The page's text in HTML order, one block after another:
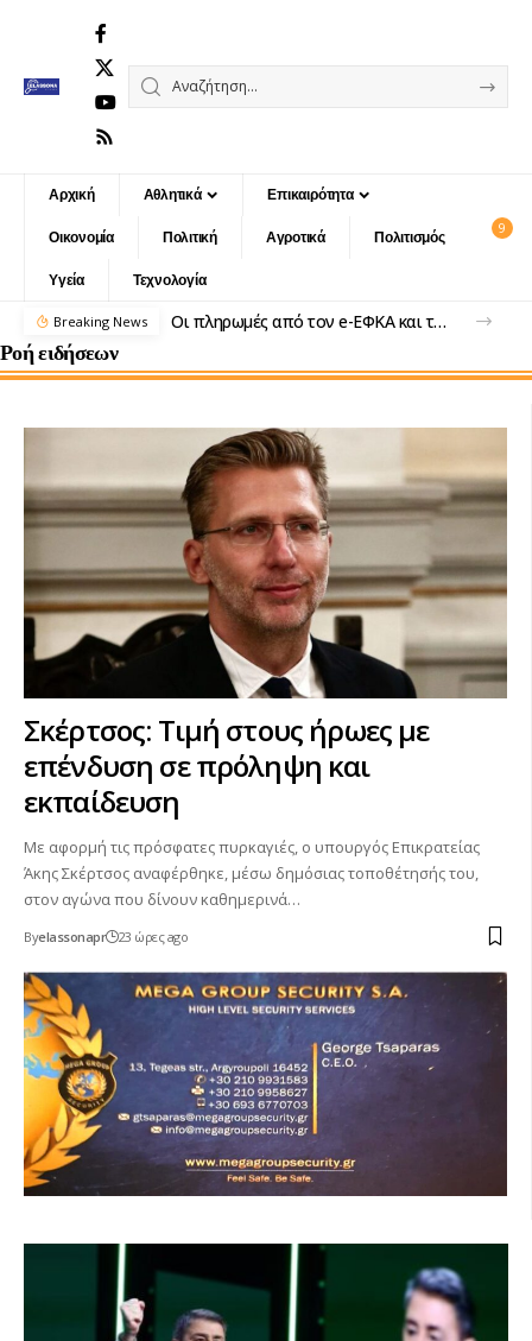
Αρχική Αθλητικά Επικαιρότητα
Οικονομία Πολιτική Αγροτικά Πολιτισμός
Υγεία Τεχνολογία
9
Breaking News Οι πληρωμές από τον e-ΕΦΚΑ και τη ΔΥΠΑ από σήμερα έως τις 9 Απριλίου
Ροή ειδήσεων
Σκέρτσος: Τιμή στους ήρωες με
επένδυση σε πρόληψη και
εκπαίδευση
Με αφορμή τις πρόσφατες πυρκαγιές, ο υπουργός Επικρατείας
Άκης Σκέρτσος αναφέρθηκε, μέσω δημόσιας τοποθέτησής του,
στον αγώνα που δίνουν καθημερινά…
Byelassonapr 23 ώρες ago